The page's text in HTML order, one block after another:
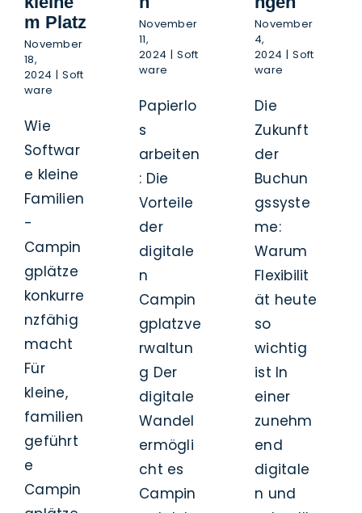
m Platz
November
18,
2024 | Soft
ware
Wie
Softwar
e kleine
Familien
-
Campin
gplätze
konkurre
nzfähig
macht
Für
kleine,
familien
geführt
e
Campin
November
11,
2024 | Soft
ware
Papierlo
s
arbeiten
: Die
Vorteile
der
digitale
n
Campin
gplatzve
rwaltun
g Der
digitale
Wandel
ermögli
cht es
Campin
November
4,
2024 | Soft
ware
Die
Zukunft
der
Buchun
gssyste
me:
Warum
Flexibilit
ät heute
so
wichtig
ist In
einer
zunehm
end
digitale
n und